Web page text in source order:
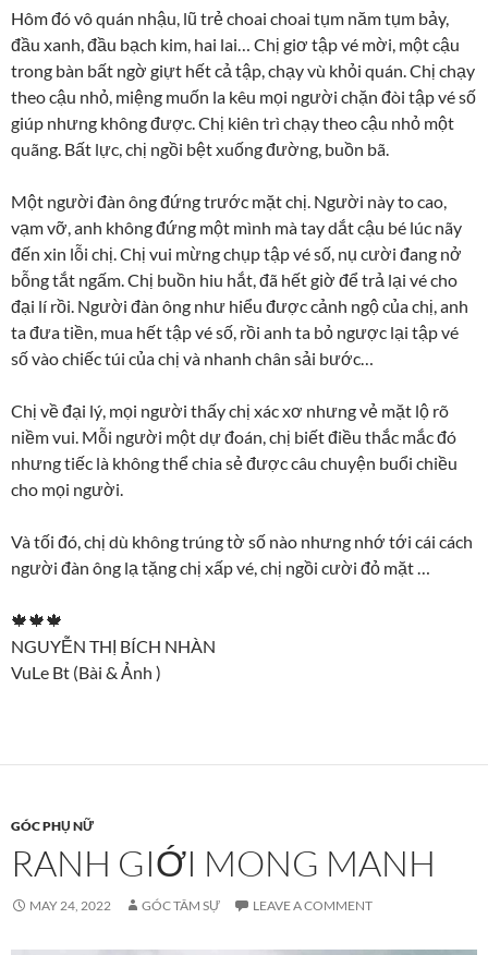
Hôm đó vô quán nhậu, lũ trẻ choai choai tụm năm tụm bảy,
đầu xanh, đầu bạch kim, hai lai… Chị giơ tập vé mời, một cậu
trong bàn bất ngờ giựt hết cả tập, chạy vù khỏi quán. Chị chạy
theo cậu nhỏ, miệng muốn la kêu mọi người chặn đòi tập vé số
giúp nhưng không được. Chị kiên trì chạy theo cậu nhỏ một
quãng. Bất lực, chị ngồi bệt xuống đường, buồn bã.
Một người đàn ông đứng trước mặt chị. Người này to cao,
vạm vỡ, anh không đứng một mình mà tay dắt cậu bé lúc nãy
đến xin lỗi chị. Chị vui mừng chụp tập vé số, nụ cười đang nở
bỗng tắt ngấm. Chị buồn hiu hắt, đã hết giờ để trả lại vé cho
đại lí rồi. Người đàn ông như hiểu được cảnh ngộ của chị, anh
ta đưa tiền, mua hết tập vé số, rồi anh ta bỏ ngược lại tập vé
số vào chiếc túi của chị và nhanh chân sải bước…
Chị về đại lý, mọi người thấy chị xác xơ nhưng vẻ mặt lộ rõ
niềm vui. Mỗi người một dự đoán, chị biết điều thắc mắc đó
nhưng tiếc là không thể chia sẻ được câu chuyện buổi chiều
cho mọi người.
Và tối đó, chị dù không trúng tờ số nào nhưng nhớ tới cái cách
người đàn ông lạ tặng chị xấp vé, chị ngồi cười đỏ mặt …
🍁🍁🍁
NGUYỄN THỊ BÍCH NHÀN
VuLe Bt (Bài & Ảnh )
GÓC PHỤ NỮ
RANH GIỚI MONG MANH
MAY 24, 2022 GÓC TÂM SỰ LEAVE A COMMENT